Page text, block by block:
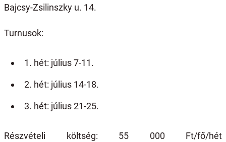
Bajcsy-Zsilinszky u. 14.
Turnusok:
1. hét: július 7-11.
2. hét: július 14-18.
3. hét: július 21-25.
Részvételi költség: 55 000 Ft/fő/hét